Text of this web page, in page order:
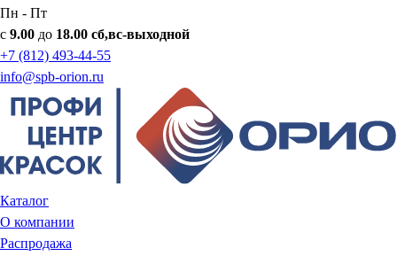
Пн - Пт
с 9.00 до 18.00 сб,вс-выходной
+7 (812) 493-44-55
info@spb-orion.ru
Каталог
О компании
Распродажа